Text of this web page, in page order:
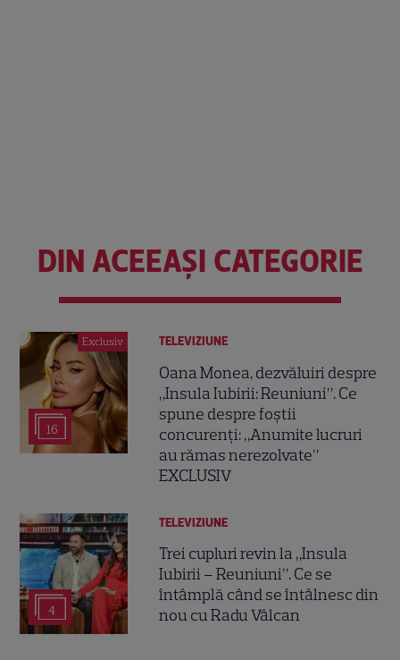
DIN ACEEAȘI CATEGORIE
Exclusiv
16
TELEVIZIUNE
Oana Monea, dezvăluiri despre
„Insula Iubirii: Reuniuni”. Ce
spune despre foștii
concurenți: „Anumite lucruri
au rămas nerezolvate”
EXCLUSIV
4
TELEVIZIUNE
Trei cupluri revin la „Insula
Iubirii – Reuniuni”. Ce se
întâmplă când se întâlnesc din
nou cu Radu Vâlcan